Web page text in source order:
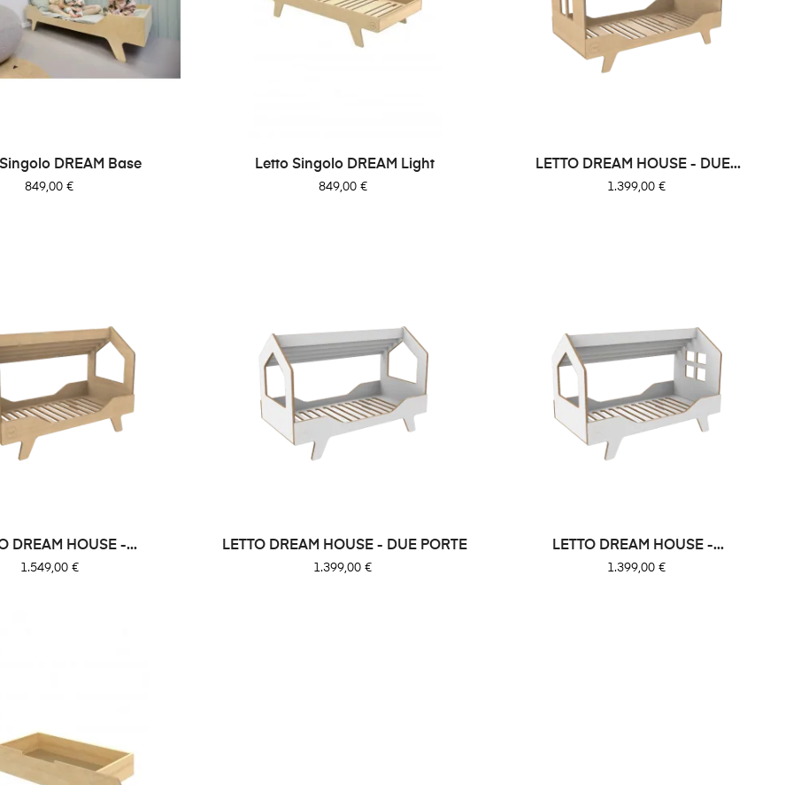
DREAM Base
Prezzo
849,00 €
Letto Singolo DREAM Light
Prezzo
849,00 €
LETTO DREAM HOUSE - DUE...
Prezzo
1.399,00 €
DREAM HOUSE -...
Prezzo
1.549,00 €
LETTO DREAM HOUSE - DUE PORTE
Prezzo
1.399,00 €
LETTO DREAM HOUSE -...
Prezzo
1.399,00 €